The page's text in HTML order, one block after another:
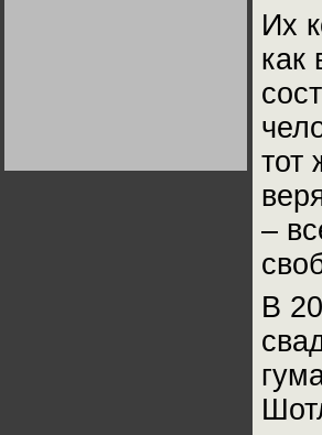
Их
как
тот
–
В